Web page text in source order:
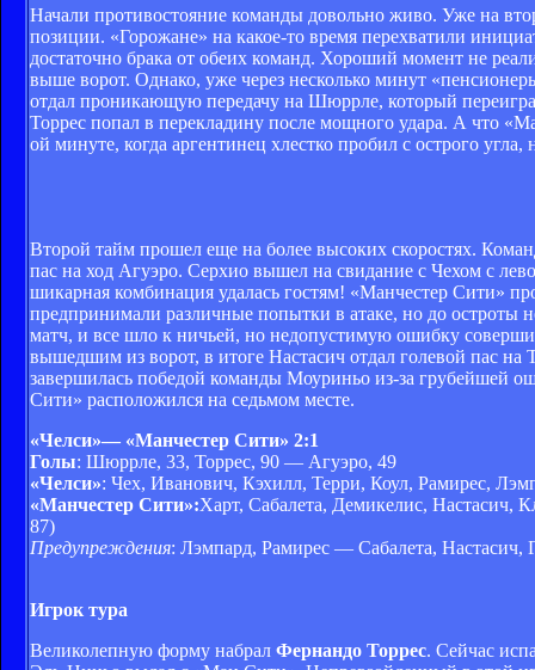
Начали противостояние команды довольно живо. Уже на
позиции. «Горожане» на какое-то время перехватили
достаточно брака от обеих команд. Хороший момент не
выше ворот. Однако, уже через несколько минут
отдал проникающую передачу на Шюррле, который
Торрес попал в перекладину после мощного удара. А что
ой минуте, когда аргентинец хлестко пробил с острого
Второй тайм прошел еще на более высоких скоростях.
пас на ход Агуэро. Серхио вышел на свидание с Чехом с
шикарная комбинация удалась гостям! «Манчестер Сити»
предпринимали различные попытки в атаке, но до остроты
матч, и все шло к ничьей, но недопустимую ошибку
вышедшим из ворот, в итоге Настасич отдал голевой пас
завершилась победой команды Моуриньо из-за грубейшей
Сити» расположился на седьмом месте.
«Челси»— «Манчестер Сити» 2:1
Голы: Шюррле, 33, Торрес, 90 — Агуэро, 49
«Челси»: Чех, Иванович, Кэхилл, Терри, Коул, Рамирес,
«Манчестер Сити»:Харт, Сабалета, Демикелис, Настасич,
87)
Предупреждения: Лэмпард, Рамирес — Сабалета, Настасич,
Игрок тура
Великолепную форму набрал Фернандо Торрес. Сейчас